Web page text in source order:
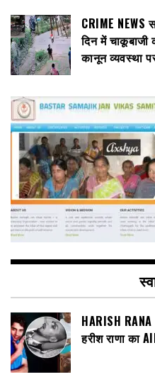
CRIME
दिन में
कानून व्यवस्था
HARISH
हरीश राणा का